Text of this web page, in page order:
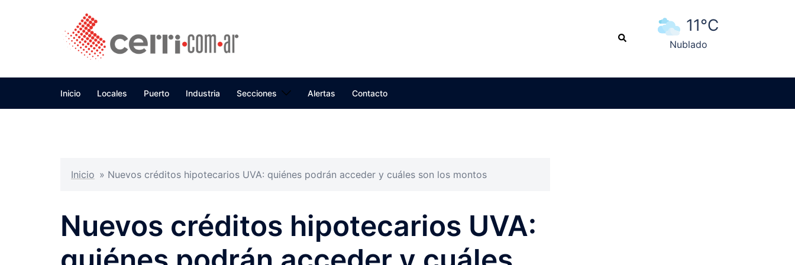
Search
11°C
Nublado
Inicio Locales Puerto Industria Secciones Alertas Contacto
Inicio » Nuevos créditos hipotecarios UVA: quiénes podrán acceder y cuáles son los montos
Nuevos créditos hipotecarios UVA: